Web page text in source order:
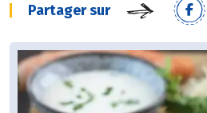
Partager sur